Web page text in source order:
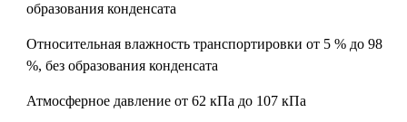
образования конденсата
Относительная влажность транспортировкиот 5 % до 98
%, без образования конденсата
Атмосферное давлениеот 62 кПа до 107 кПа